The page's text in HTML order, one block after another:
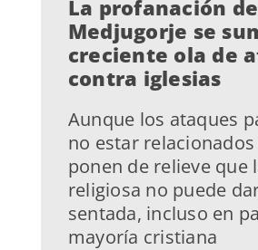
La profanación de
Medjugorje se
creciente ola de
contra iglesias
Aunque los ataques
no estar
ponen de relieve que
religiosa no puede
sentada, incluso en
mayoría cristiana